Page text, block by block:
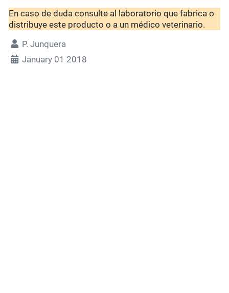
En caso de duda consulte al laboratorio que fabrica o
distribuye este producto o a un médico veterinario.
P. Junquera
January 01 2018